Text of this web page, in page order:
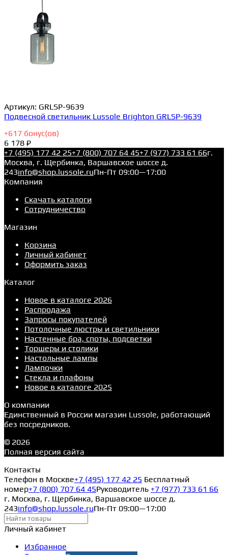
Артикул: GRLSP-9639
Подвесной светильник Lussole Brighton GRLSP-9639
+617 бонус(ов)
6 178 ₽
+7 (495) 177 42 25+7 (800) 707 64 45+7 (977) 733 61 66г.
Москва, г. Щербинка, Варшавское шоссе д.
243info@shop.lussole.ruПн-Пт 09:00—17:00
Компания
Скачать каталоги
Сотрудничество
Магазин
Корзина
Личный кабинет
Оформить заказ
Каталог
Новое в каталоге 2026
Распродажа
Запросы покупателей
Потолочные люстры и светильники
Настенные бра, споты, подсветки
Торшеры и столики
Настольные лампы
Лампочки
Стекла и плафоны
Новое в каталоге 2025
О компании
Единственный в России магазин Lussole, работающий
без посредников.
© 2026
Полная версия сайта
Контакты
Телефон в Москве+7 (495) 177 42 25 Бесплатный
номер+7 (800) 707 64 45Руководитель +7 (977) 733 61 66
г. Москва, г. Щербинка, Варшавское шоссе д.
243info@shop.lussole.ruПн-Пт 09:00—17:00
Личный кабинет
Избранное